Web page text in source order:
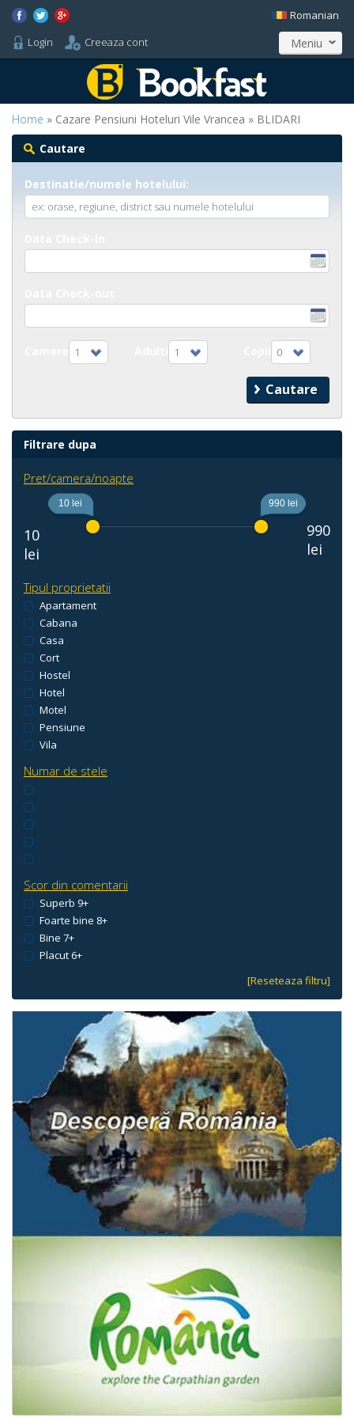
Login Creeaza cont
Romanian
Meniu
Home » Cazare Pensiuni Hoteluri Vile Vrancea » BLIDARI
Cautare
Destinatie/numele hotelului:
1 1 0
Filtrare dupa
Pret/camera/noapte
10
lei
10 lei 990 lei
990
lei
Tipul proprietatii
Apartament
Cabana
Casa
Cort
Hostel
Hotel
Motel
Pensiune
Vila
Numar de stele
Scor din comentarii
Superb 9+
Foarte bine 8+
Bine 7+
Placut 6+
[Reseteaza filtru]